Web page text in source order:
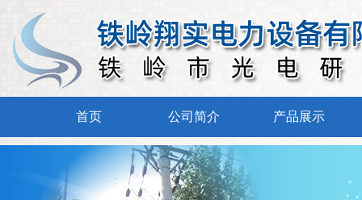
首页 公司简介 产品展示